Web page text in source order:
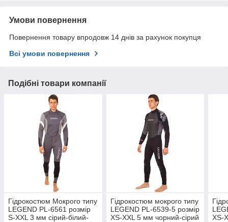
Умови повернення
Повернення товару впродовж 14 днів за рахунок покупця
Всі умови повернення
Подібні товари компанії
Гідрокостюм Мокрого типу
LEGEND PL-6561 розмір
S-XXL 3 мм сірий-білий-
Гідрокостюм мокрого типу
LEGEND PL-6539-5 розмір
XS-XXL 5 мм чорний-сірий
XS-